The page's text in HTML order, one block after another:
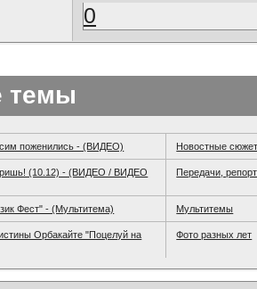
0
темы
поженились - (ВИДЕО) Новостные
(10.12) - (ВИДЕО / ВИДЕО
Передачи,
Фест" - (Мультитема) Мультитемы
Орбакайте "Поцелуй на
Фото разных лет